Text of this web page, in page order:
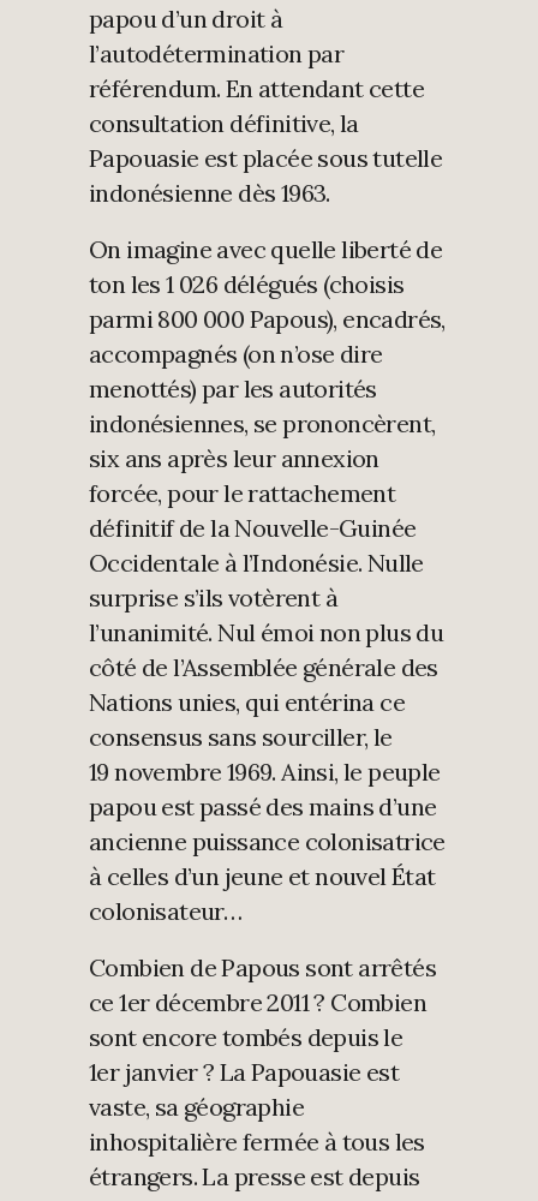
papou d’un droit à
l’autodétermination par
référendum. En attendant cette
consultation définitive, la
Papouasie est placée sous tutelle
indonésienne dès 1963.
On imagine avec quelle liberté de
ton les 1 026 délégués (choisis
parmi 800 000 Papous), encadrés,
accompagnés (on n’ose dire
menottés) par les autorités
indonésiennes, se prononcèrent,
six ans après leur annexion
forcée, pour le rattachement
définitif de la Nouvelle-Guinée
Occidentale à l’Indonésie. Nulle
surprise s’ils votèrent à
l’unanimité. Nul émoi non plus du
côté de l’Assemblée générale des
Nations unies, qui entérina ce
consensus sans sourciller, le
19 novembre 1969. Ainsi, le peuple
papou est passé des mains d’une
ancienne puissance colonisatrice
à celles d’un jeune et nouvel État
colonisateur…
Combien de Papous sont arrêtés
ce 1er décembre 2011 ? Combien
sont encore tombés depuis le
1er janvier ? La Papouasie est
vaste, sa géographie
inhospitalière fermée à tous les
étrangers. La presse est depuis